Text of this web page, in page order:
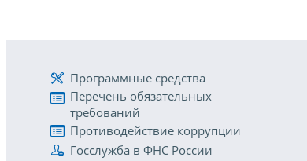
Программные средства
Перечень обязательных
требований
Противодействие коррупции
Госслужба в ФНС России